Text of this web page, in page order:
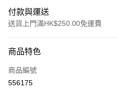
付款與運送
送貨上門滿HK$250.00免運費
信用卡
Apple Pay
商品特色
商品編號
556175